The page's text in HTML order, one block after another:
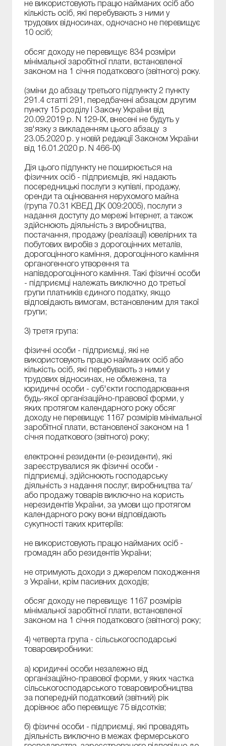
не використовують працю найманих осіб або
кількість осіб, які перебувають з ними у
трудових відносинах, одночасно не перевищує
10 осіб;
обсяг доходу не перевищує 834 розміри
мінімальної заробітної плати, встановленої
законом на 1 січня податкового (звітного) року.
(зміни до абзацу третього підпункту 2 пункту
291.4 статті 291, передбачені абзацом другим
пункту 15 розділу І Закону України від
20.09.2019 р. N 129-IX, внесені не будуть у
зв'язку з викладенням цього абзацу з
23.05.2020 р. у новій редакції Законом України
від 16.01.2020 р. N 466-IX)
Дія цього підпункту не поширюється на
фізичних осіб - підприємців, які надають
посередницькі послуги з купівлі, продажу,
оренди та оцінювання нерухомого майна
(група 70.31 КВЕД ДК 009:2005), послуги з
надання доступу до мережі Інтернет, а також
здійснюють діяльність з виробництва,
постачання, продажу (реалізації) ювелірних та
побутових виробів з дорогоцінних металів,
дорогоцінного каміння, дорогоцінного каміння
органогенного утворення та
напівдорогоцінного каміння. Такі фізичні особи
- підприємці належать виключно до третьої
групи платників єдиного податку, якщо
відповідають вимогам, встановленим для такої
групи;
3) третя група:
фізичні особи - підприємці, які не
використовують працю найманих осіб або
кількість осіб, які перебувають з ними у
трудових відносинах, не обмежена, та
юридичні особи - суб'єкти господарювання
будь-якої організаційно-правової форми, у
яких протягом календарного року обсяг
доходу не перевищує 1167 розмірів мінімальної
заробітної плати, встановленої законом на 1
січня податкового (звітного) року;
електронні резиденти (е-резиденти), які
зареєструвалися як фізичні особи -
підприємці, здійснюють господарську
діяльність з надання послуг, виробництва та/
або продажу товарів виключно на користь
нерезидентів України, за умови що протягом
календарного року вони відповідають
сукупності таких критеріїв:
не використовують працю найманих осіб -
громадян або резидентів України;
не отримують доходи з джерелом походження
з України, крім пасивних доходів;
обсяг доходу не перевищує 1167 розмірів
мінімальної заробітної плати, встановленої
законом на 1 січня податкового (звітного) року;
4) четверта група - сільськогосподарські
товаровиробники:
а) юридичні особи незалежно від
організаційно-правової форми, у яких частка
сільськогосподарського товаровиробництва
за попередній податковий (звітний) рік
дорівнює або перевищує 75 відсотків;
б) фізичні особи - підприємці, які провадять
діяльність виключно в межах фермерського